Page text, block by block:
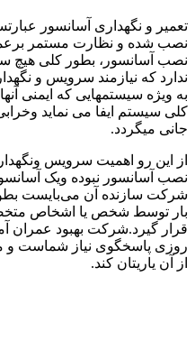
تعمیر و نگهداری آسانسور
نصب شده و نظارت مستمر
نصب آسانسور، بطور کلی هیچ
ندارد که نیازمند سرویس و
به ویژه سیستمهایی که ایمنی
کلی سیستم ایفا می نماید
جانی میگردد.
از این رو اهمیت سرویس
نصب آسانسور نبوده ویک
شرکت سازنده آن می‌بایست
بار توسط شخص یا اشخاص
قرار گیرد.شرکت بهبود عمران
روزی پاسخگوی نیاز شماست و
از آن یاریتان کند.